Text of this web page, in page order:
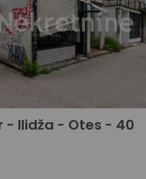
- Ilidža - Otes - 40